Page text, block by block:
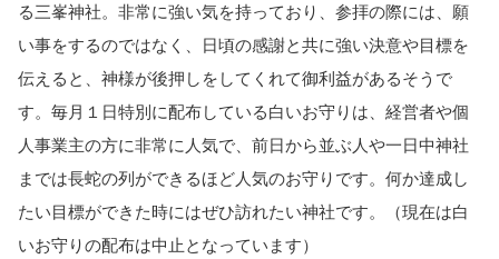
る三峯神社。非常に強い気を持っており、参拝の際には、願
い事をするのではなく、日頃の感謝と共に強い決意や目標を
伝えると、神様が後押しをしてくれて御利益があるそうで
す。毎月１日特別に配布している白いお守りは、経営者や個
人事業主の方に非常に人気で、前日から並ぶ人や一日中神社
までは長蛇の列ができるほど人気のお守りです。何か達成し
たい目標ができた時にはぜひ訪れたい神社です。（現在は白
いお守りの配布は中止となっています）